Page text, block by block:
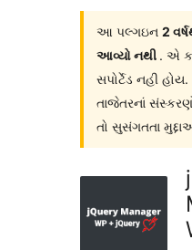
આ પલ્ગઇન 2
આવ્યો નથી . એ
સપોર્ટેડ નહી હોય.
તાજેતરનાં
તો સુસંગતતા